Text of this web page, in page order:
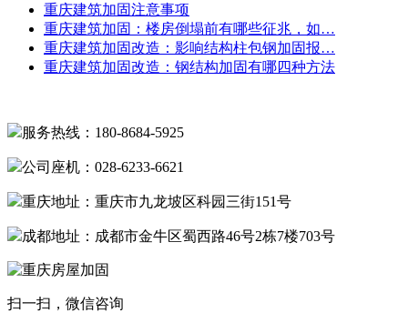
重庆建筑加固注意事项
重庆建筑加固：楼房倒塌前有哪些征兆，如…
重庆建筑加固改造：影响结构柱包钢加固报…
重庆建筑加固改造：钢结构加固有哪四种方法
服务热线：180-8684-5925
公司座机：028-6233-6621
重庆地址：重庆市九龙坡区科园三街151号
成都地址：成都市金牛区蜀西路46号2栋7楼703号
扫一扫，微信咨询